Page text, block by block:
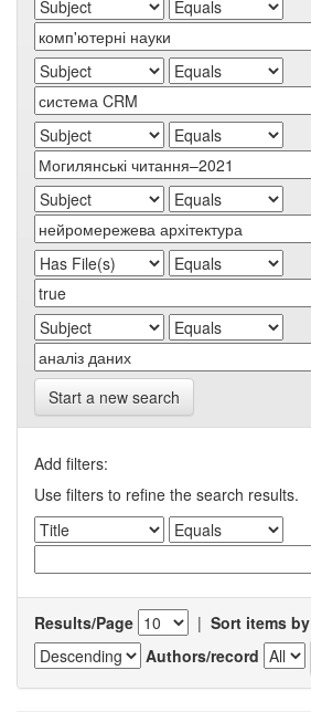
Start a new search
Add filters:
Use filters to refine the search results.
Results/Page | Sort items by
Authors/record